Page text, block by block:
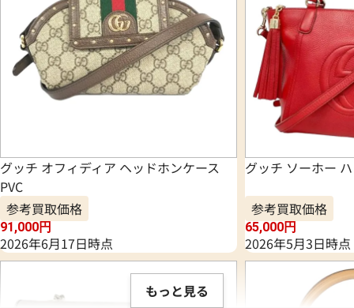
グッチ オフィディア ヘッドホンケース
PVC
参考買取価格
91,000円
2026年6月17日時点
グッチ ソーホー
参考買取価格
65,000円
2026年5月3日時点
もっと見る